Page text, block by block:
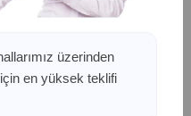
raflarda kalmış
ruhunu yansıtan antika
Özellikle nadir
üzerinden
en yüksek teklifi